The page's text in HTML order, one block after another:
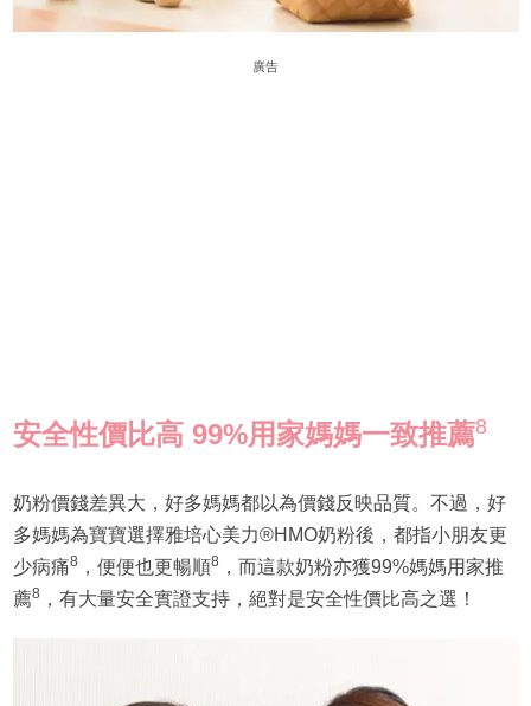
廣告
安全性價比高99%用家媽媽一致推薦8
奶粉價錢差異大，好多媽媽都以為價錢反映品質。不過，好
多媽媽為寶寶選擇雅培心美力®HMO奶粉後，都指小朋友更
少病痛8 ，便便也更暢順8 ，而這款奶粉亦獲99%媽媽用家推
薦8 ，有大量安全實證支持，絕對是安全性價比高之選！